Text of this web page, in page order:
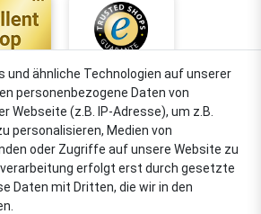
4,88
Sehr gut
VERSANDARTEN
und ähnliche Technologien auf unserer
personenbezogene Daten von
Webseite (z.B. IP-Adresse), um z.B.
personalisieren, Medien von
oder Zugriffe auf unsere Website zu
erfolgt erst durch gesetzte
Daten mit Dritten, die wir in den